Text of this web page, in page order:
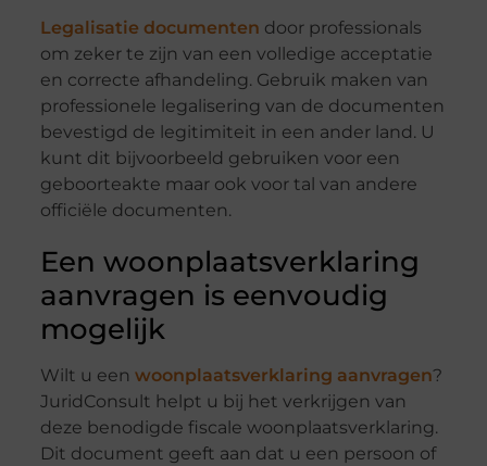
Legalisatie documenten door professionals
om zeker te zijn van een volledige acceptatie
en correcte afhandeling. Gebruik maken van
professionele legalisering van de documenten
bevestigd de legitimiteit in een ander land. U
kunt dit bijvoorbeeld gebruiken voor een
geboorteakte maar ook voor tal van andere
officiële documenten.
Een woonplaatsverklaring
aanvragen is eenvoudig
mogelijk
Wilt u een woonplaatsverklaring aanvragen?
JuridConsult helpt u bij het verkrijgen van
deze benodigde fiscale woonplaatsverklaring.
Dit document geeft aan dat u een persoon of